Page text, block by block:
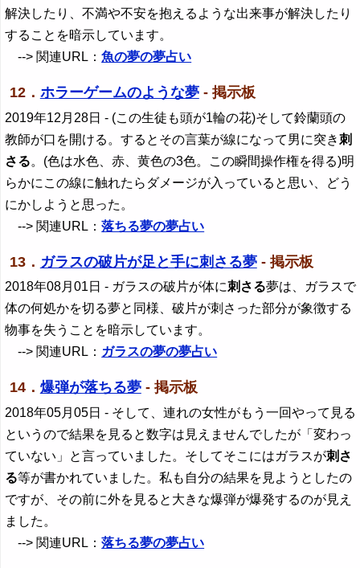
解決したり、不満や不安を抱えるような出来事が解決したり
することを暗示しています。
--> 関連URL：魚の夢の夢占い
12． ホラーゲームのような夢- 掲示板
2019年12月28日 - (この生徒も頭が1輪の花)そして鈴蘭頭の
教師が口を開ける。するとその言葉が線になって男に突き刺
さる。(色は水色、赤、黄色の3色。この瞬間操作権を得る)明
らかにこの線に触れたらダメージが入っていると思い、どう
にかしようと思った。
--> 関連URL：落ちる夢の夢占い
13． ガラスの破片が足と手に刺さる夢- 掲示板
2018年08月01日 - ガラスの破片が体に刺さる夢は、ガラスで
体の何処かを切る夢と同様、破片が刺さった部分が象徴する
物事を失うことを暗示しています。
--> 関連URL： ガラスの夢の夢占い
14． 爆弾が落ちる夢- 掲示板
2018年05月05日 - そして、連れの女性がもう一回やって見る
というので結果を見ると数字は見えませんでしたが「変わっ
ていない」と言っていました。そしてそこにはガラスが刺さ
る等が書かれていました。私も自分の結果を見ようとしたの
ですが、その前に外を見ると大きな爆弾が爆発するのが見え
ました。
--> 関連URL：落ちる夢の夢占い